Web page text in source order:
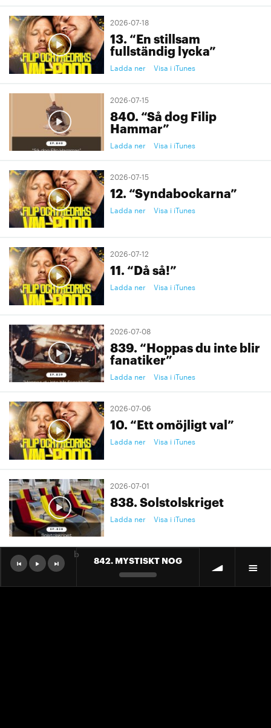
2026-07-18
13. “En stillsam
fullständig lycka”
Ladda ner Visa i iTunes
2026-07-15
840. “Så dog Filip
Hammar”
Ladda ner Visa i iTunes
2026-07-15
12. “Syndabockarna”
Ladda ner Visa i iTunes
2026-07-12
11. “Då så!”
Ladda ner Visa i iTunes
2026-07-08
839. “Hoppas du inte blir
fanatiker”
Ladda ner Visa i iTunes
2026-07-06
10. “Ett omöjligt val”
Ladda ner Visa i iTunes
2026-07-01
838. Solstolskriget
Ladda ner Visa i iTunes
2026-07-01
9. "Ett landslag att älska"
842. MYSTISKT NOG
b